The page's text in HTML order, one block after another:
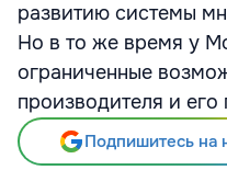
развитию системы
Но в то же время у
ограниченные
производителя и его
Подпишитесь на